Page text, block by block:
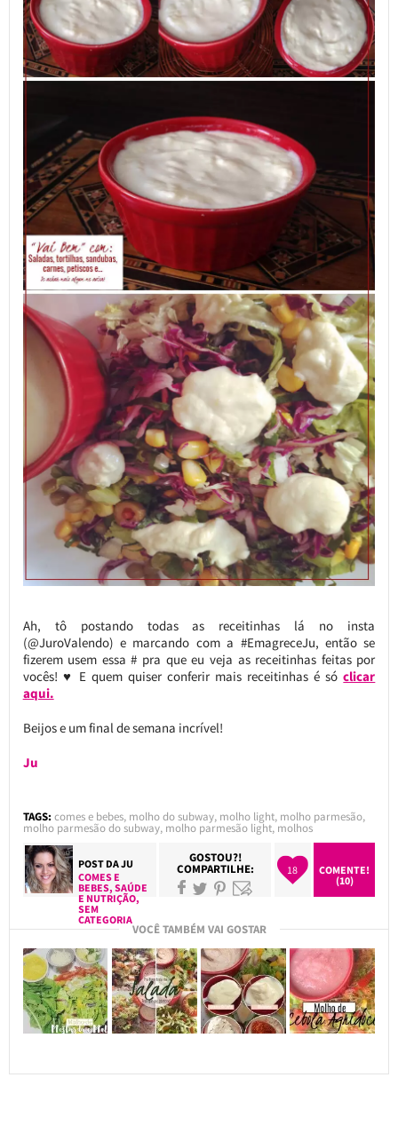
Ah, tô postando todas as receitinhas lá no insta
(@JuroValendo) e marcando com a #EmagreceJu, então se
fizerem usem essa # pra que eu veja as receitinhas feitas por
vocês! ♥ E quem quiser conferir mais receitinhas é sóclicar
aqui.
Beijos e um final de semana incrível!
Ju
TAGS: comes e bebes, molho do subway, molho light, molho parmesão,
molho parmesão do subway, molho parmesão light, molhos
POST DAJU
COMES E
BEBES,SAÚDE
E NUTRIÇÃO,
SEM
CATEGORIA
GOSTOU?!
COMPARTILHE: 18
COMENTE!
(10)
VOCÊ TAMBÉM VAI GOSTAR